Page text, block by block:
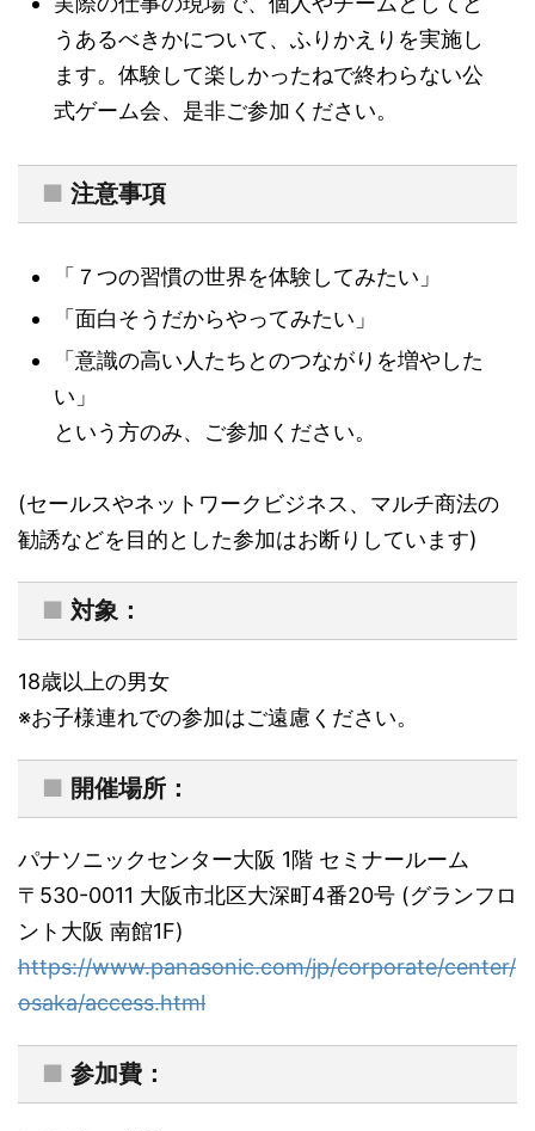
うあるべきかについて、ふりかえりを実施し
ます。体験して楽しかったねで終わらない公
式ゲーム会、是非ご参加ください。
■ 注意事項
「７つの習慣の世界を体験してみたい」
「面白そうだからやってみたい」
「意識の高い人たちとのつながりを増やした
い」
という方のみ、ご参加ください。
(セールスやネットワークビジネス、マルチ商法の
勧誘などを目的とした参加はお断りしています)
■ 対象：
18歳以上の男女
※お子様連れでの参加はご遠慮ください。
■ 開催場所：
パナソニックセンター大阪 1階 セミナールーム
〒530-0011 大阪市北区大深町4番20号 (グランフロ
ント大阪 南館1F)
https://www.panasonic.com/jp/corporate/center/
osaka/access.html
■ 参加費：